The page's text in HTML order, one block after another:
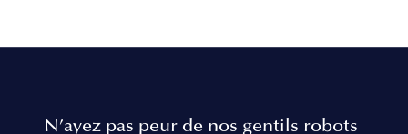
N’ayez pas peur de nos gentils robots